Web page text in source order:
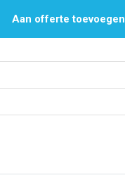
Aan offerte toevoegen